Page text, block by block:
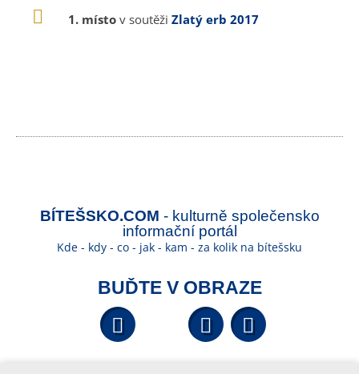
1. místo v soutěži Zlatý erb 2017
BÍTEŠSKO.COM - kulturně společensko
informační portál
Kde - kdy - co - jak - kam - za kolik na bítešsku
BUĎTE V OBRAZE
Facebook YouTube